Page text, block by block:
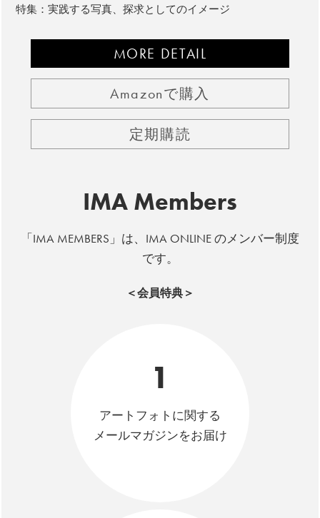
特集：実践する写真、探求としてのイメージ
MORE DETAIL
Amazonで購入
定期購読
IMA Members
「IMA MEMBERS」は、IMA ONLINE のメンバー制度
です。
＜会員特典＞
1
アートフォトに関する
メールマガジンをお届け